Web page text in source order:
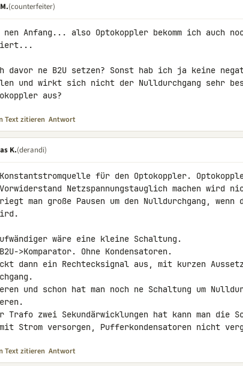
(counterfeiter)
nen Anfang... also Optokoppler bekomm ich auch
ne B2U setzen? Sonst hab ich ja keine
und wirkt sich nicht der Nulldurchgang sehr
aus?
Text zitieren Antwort
K.(derandi)
für den Optokoppler.
Netzspannungstauglich machen wird
man große Pausen um den Nulldurchgang, wenn
wäre eine kleine Schaltung.
>Komparator. Ohne Kondensatoren.
dann ein Rechtecksignal aus, mit kurzen
und schon hat man noch ne Schaltung um
Trafo zwei Sekundärwicklungen hat kann man die
Strom versorgen, Pufferkondensatoren nicht
Text zitieren Antwort